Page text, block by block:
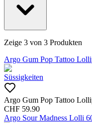
Zeige 3 von 3 Produkten
Argo Gum Pop Tattoo
Süssigkeiten
Argo Gum Pop Tattoo
CHF 59.90
Argo Sour Madness Lolli